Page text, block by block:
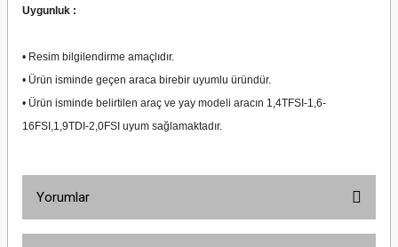
Uygunluk :
• Resim bilgilendirme amaçlıdır.
• Ürün isminde geçen araca birebir uyumlu üründür.
• Ürün isminde belirtilen araç ve yay modeli aracın 1,4TFSI-1,6-
16FSI,1,9TDI-2,0FSI uyum sağlamaktadır.
Yorumlar